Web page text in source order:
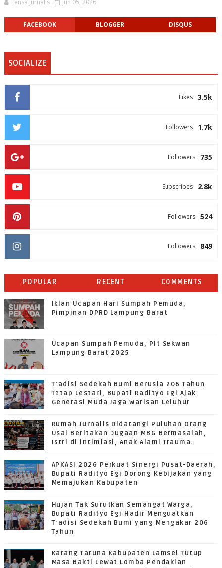
Lensa Jurnalis Jun 05, 2026
FACEBOOK BLOGGER DISQUS
SOCIALIZE
3.5k
Likes
1.7k
Followers
735
Followers
2.8k
Subscribes
524
Followers
849
Followers
POPULAR RECENT COMMENTS
Iklan Ucapan Hari Sumpah Pemuda,
Pimpinan DPRD Lampung Barat
Ucapan Sumpah Pemuda, Plt Sekwan
Lampung Barat 2025
Tradisi Sedekah Bumi Berusia 206 Tahun
Tetap Lestari, Bupati Radityo Egi Ajak
Generasi Muda Jaga Warisan Leluhur
Rumah Jurnalis Didatangi Puluhan Orang
Usai Beritakan Dugaan MBG Bermasalah,
Istri di intimiasi, Anak Alami Trauma.
APKASI 2026 Perkuat Sinergi Pusat-Daerah,
Bupati Radityo Egi Dorong Kebijakan yang
Memajukan Kabupaten
Hujan Tak Surutkan Semangat Warga,
Bupati Radityo Egi Hadir Menguatkan
Tradisi Sedekah Bumi yang Mengakar 206
Tahun
Karang Taruna Kabupaten Lamsel Tutup
Masa Bakti Lewat Lomba Pendakian